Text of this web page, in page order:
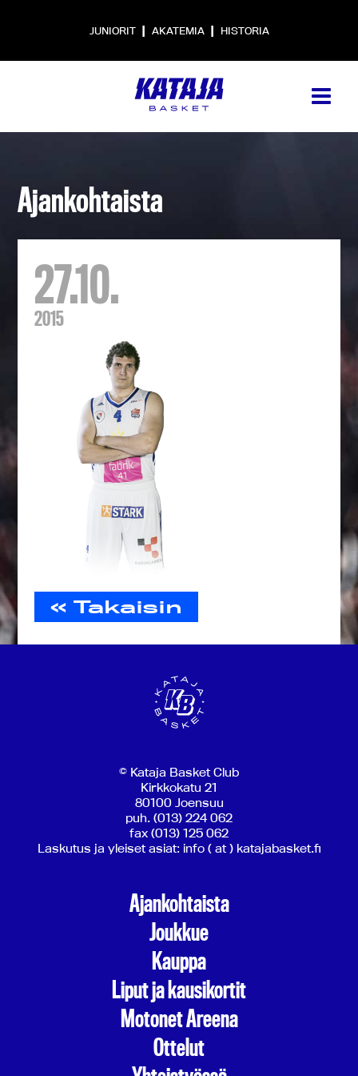
JUNIORIT | AKATEMIA | HISTORIA
Ajankohtaista
27.10.
2015
« Takaisin
© Kataja Basket Club
Kirkkokatu 21
80100 Joensuu
puh. (013) 224 062
fax (013) 125 062
Laskutus ja yleiset asiat: info ( at ) katajabasket.fi
Ajankohtaista
Joukkue
Kauppa
Liput ja kausikortit
Motonet Areena
Ottelut